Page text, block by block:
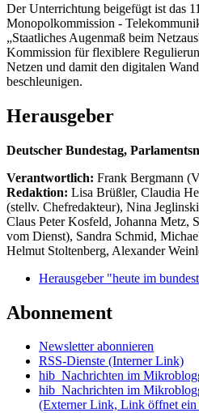
Der Unterrichtung beigefügt ist das
Monopolkommission -
„Staatliches Augenmaß beim
Kommission für flexiblere
Netzen und damit den digitalen
beschleunigen.
Herausgeber
Deutscher Bundestag,
Verantwortlich: Frank Bergmann
Redaktion: Lisa Brüßler, Claudia
(stellv. Chefredakteur), Nina
Claus Peter Kosfeld, Johanna Metz,
vom Dienst), Sandra Schmid,
Helmut Stoltenberg, Alexander
Herausgeber "heute im
Abonnement
Newsletter abonnieren
RSS-Dienste (Interner Link)
hib_Nachrichten im
hib_Nachrichten im
(Externer Link, Link öffnet ein